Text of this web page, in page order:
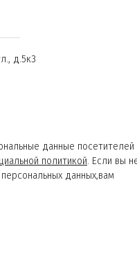
д.5к3
данные посетителей
политикой. Если вы
данных,вам